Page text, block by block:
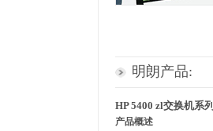
明朗产品:
HP 5400 zl交换机系列
产品概述